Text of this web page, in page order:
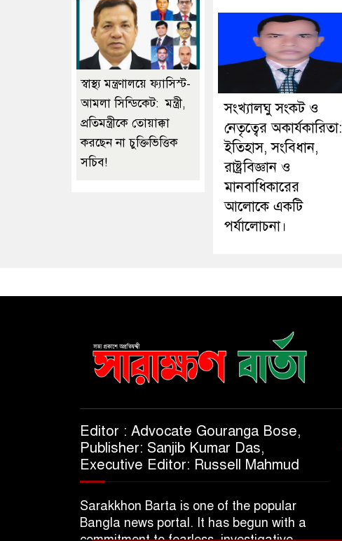
সংখ্যালঘু সংকট ও
নেতৃত্বের অকার্যকারিতা:
ইতিহাস, সংবিধান,
রাষ্ট্রবিজ্ঞান ও
মানবাধিকারের
আলোকে একটি
পর্যালোচনা।
স্বাস্থ্য মন্ত্রণালয়ে ফ্যাসিস্ট-
আমলা সিন্ডিকেট: মন্ত্রী,
প্রতিমন্ত্রীকে তোয়াক্কা
করছেন না চুক্তিভিত্তিক
সচিব!
Editor : Advocate Gouranga Bose,
Publisher: Sanjib Kumar Das,
Executive Editor: Russell Mahmud
Sarakkhon Barta is one of the popular
Bangla news portal. It has begun with a